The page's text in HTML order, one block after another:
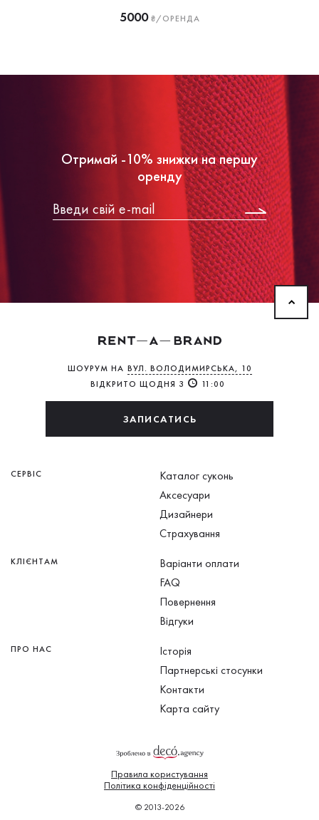
5000₴/ОРЕНДА
Отримай -10% знижки на першу
оренду
ШОУРУМ НА ВУЛ. ВОЛОДИМИРСЬКА, 10
ВІДКРИТО ЩОДНЯ З
11:00
ЗАПИСАТИСЬ
СЕРВІС
Каталог суконь
Аксесуари
Дизайнери
Страхування
КЛІЄНТАМ
Варіанти оплати
FAQ
Повернення
Відгуки
ПРО НАС
Історія
Партнерські стосунки
Контакти
Карта сайту
Правила користування
Політика конфіденційності
© 2013-2026